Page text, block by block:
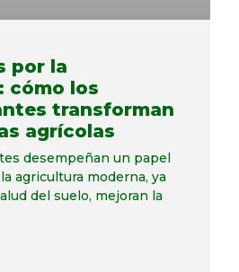
​​por la
cómo los
transforman
agrícolas
desempeñan un papel
agricultura moderna, ya
del suelo, mejoran la